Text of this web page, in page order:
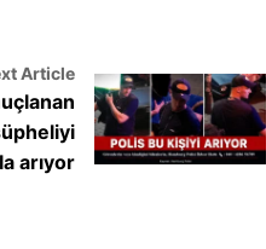
Article
arıyor